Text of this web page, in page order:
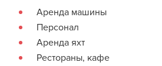
Аренда машины
Персонал
Аренда яхт
Рестораны, кафе